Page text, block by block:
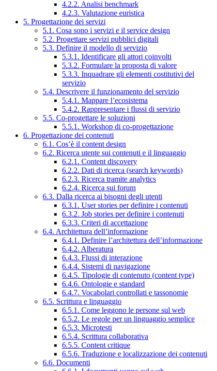
4.2.2. Analisi benchmark
4.2.3. Valutazione euristica
5. Progettazione dei servizi
5.1. Cosa sono i servizi e il service design
5.2. Progettare servizi pubblici digitali
5.3. Definire il modello di servizio
5.3.1. Identificare gli attori coinvolti
5.3.2. Formulare la proposta di valore
5.3.3. Inquadrare gli elementi costitutivi del
servizio
5.4. Descrivere il funzionamento del servizio
5.4.1. Mappare l’ecosistema
5.4.2. Rappresentare i flussi di servizio
5.5. Co-progettare le soluzioni
5.5.1. Workshop di co-progettazione
6. Progettazione dei contenuti
6.1. Cos’è il content design
6.2. Ricerca utente sui contenuti e il linguaggio
6.2.1. Content discovery
6.2.2. Dati di ricerca (search keywords)
6.2.3. Ricerca tramite analytics
6.2.4. Ricerca sui forum
6.3. Dalla ricerca ai bisogni degli utenti
6.3.1. User stories per definire i contenuti
6.3.2. Job stories per definire i contenuti
6.3.3. Criteri di accettazione
6.4. Architettura dell’informazione
6.4.1. Definire l’architettura dell’informazione
6.4.2. Alberatura
6.4.3. Flussi di interazione
6.4.4. Sistemi di navigazione
6.4.5. Tipologie di contenuto (content type)
6.4.6. Ontologie e standard
6.4.7. Vocabolari controllati e tassonomie
6.5. Scrittura e linguaggio
6.5.1. Come leggono le persone sul web
6.5.2. Le regole per un linguaggio semplice
6.5.3. Microtesti
6.5.4. Scrittura collaborativa
6.5.5. Content critique
6.5.6. Traduzione e localizzazione dei contenuti
6.6. Documenti